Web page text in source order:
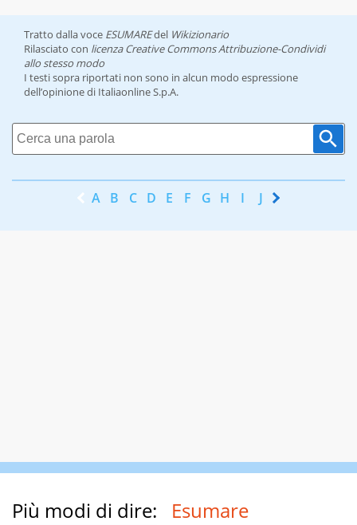
Tratto dalla voce ESUMAREdel Wikizionario
Rilasciato con licenza Creative Commons Attribuzione-Condividi
allo stesso modo
I testi sopra riportati non sono in alcun modo espressione
dell’opinione di Italiaonline S.p.A.
A B C D E F G H I J K
Più modi di dire: Esumare